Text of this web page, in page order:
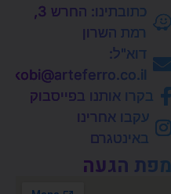
כתובתינו: החרש 3,
רמת השרון
דוא"ל:
kobi@arteferro.co.il
בקרו אותנו בפייסבוק
עקבו אחרינו
באינטגרם
מפת הגעה